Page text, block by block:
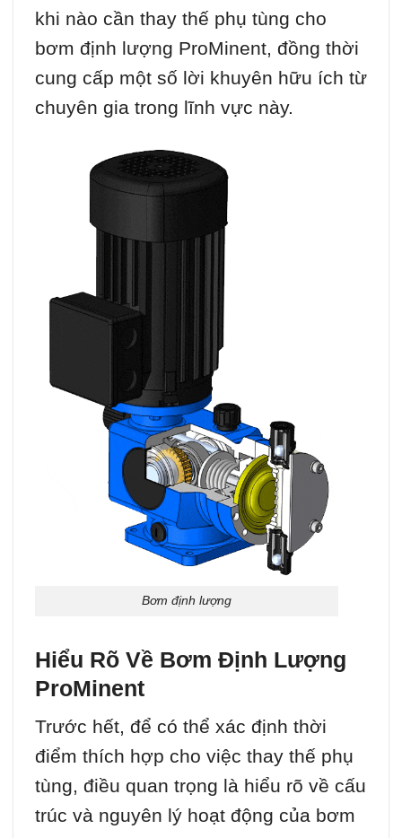
khi nào cần thay thế phụ tùng cho
bơm định lượng ProMinent, đồng thời
cung cấp một số lời khuyên hữu ích từ
chuyên gia trong lĩnh vực này.
Bơm định lượng
Hiểu Rõ Về Bơm Định Lượng
ProMinent
Trước hết, để có thể xác định thời
điểm thích hợp cho việc thay thế phụ
tùng, điều quan trọng là hiểu rõ về cấu
trúc và nguyên lý hoạt động của bơm